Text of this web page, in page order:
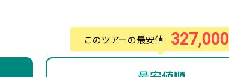
このツアーの最安値 327,000